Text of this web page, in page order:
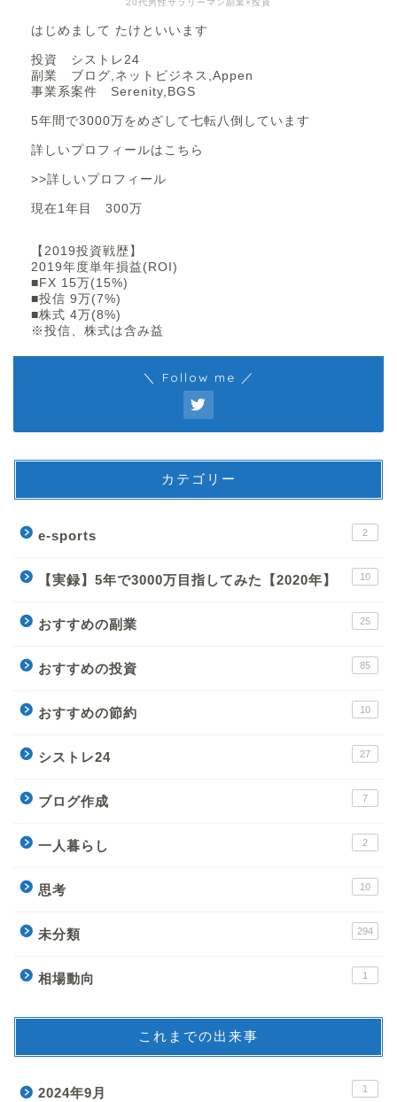
20代男性サラリーマン副業×投資
はじめまして たけといいます
投資 シストレ24
副業 ブログ,ネットビジネス,Appen
事業系案件 Serenity,BGS
5年間で3000万をめざして七転八倒しています
詳しいプロフィールはこちら
>>詳しいプロフィール
現在1年目 300万
【2019投資戦歴】
2019年度単年損益(ROI)
■FX 15万(15%)
■投信 9万(7%)
■株式 4万(8%)
※投信、株式は含み益
＼ Follow me ／
カテゴリー
e-sports 2
【実録】5年で3000万目指してみた【2020年】 10
おすすめの副業 25
おすすめの投資 85
おすすめの節約 10
シストレ24 27
ブログ作成 7
一人暮らし 2
思考 10
未分類 294
相場動向 1
これまでの出来事
2024年9月 1